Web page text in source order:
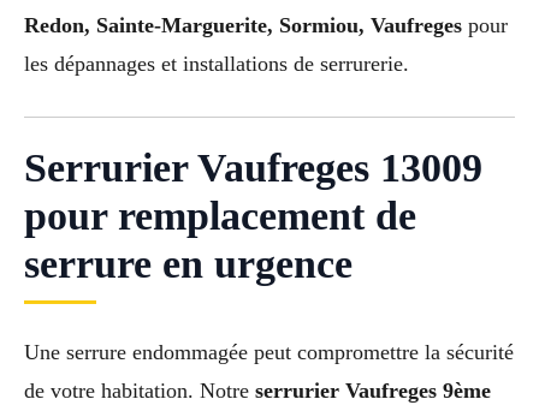
Redon, Sainte-Marguerite, Sormiou, Vaufreges pour
les dépannages et installations de serrurerie.
Serrurier Vaufreges 13009
pour remplacement de
serrure en urgence
Une serrure endommagée peut compromettre la sécurité
de votre habitation. Notre serrurier Vaufreges 9ème